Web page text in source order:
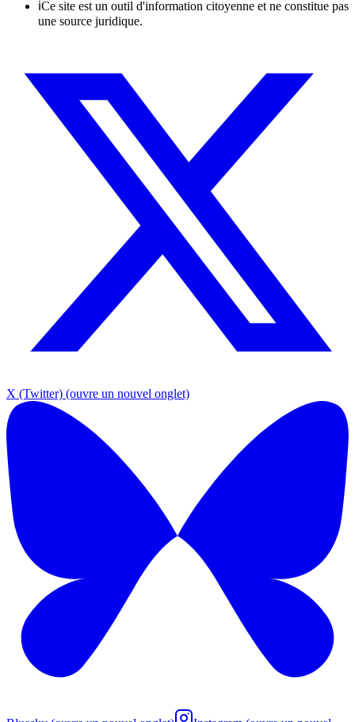
ℹCe site est un outil d'information citoyenne et ne constitue pas
une source juridique.
X (Twitter) (ouvre un nouvel onglet)